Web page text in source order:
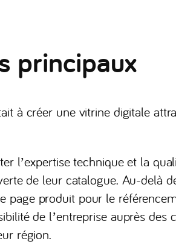
principaux
à créer une vitrine digitale
l’expertise technique et la
de leur catalogue. Au-delà
page produit pour le
de l’entreprise auprès
région.